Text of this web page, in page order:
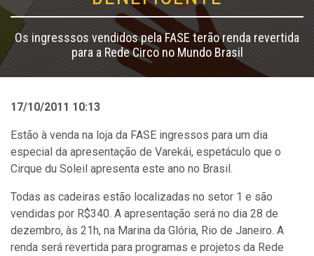
Os ingresssos vendidos pela FASE terão renda revertida
para a Rede Circo no Mundo Brasil
17/10/2011 10:13
Estão à venda na loja da FASE ingressos para um dia
especial da apresentação de Varekái, espetáculo que o
Cirque du Soleil apresenta este ano no Brasil.
Todas as cadeiras estão localizadas no setor 1 e são
vendidas por R$340. A apresentação será no dia 28 de
dezembro, às 21h, na Marina da Glória, Rio de Janeiro. A
renda será revertida para programas e projetos da Rede